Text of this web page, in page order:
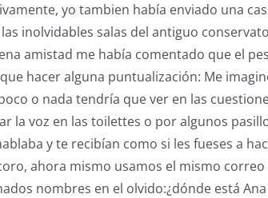
yo tambien había enviado una
inolvidables salas del antiguo
amistad me había comentado que el
hacer alguna puntualización: Me
o nada tendría que ver en las
la voz en las toilettes o por algunos
y te recibían como si les fueses a
ahora mismo usamos el mismo correo
nombres en el olvido:¿dónde está